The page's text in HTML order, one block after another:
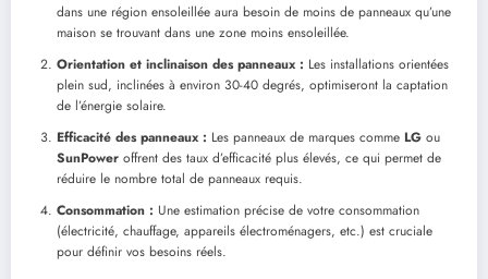
dans une région ensoleillée aura besoin de moins de panneaux qu’une
maison se trouvant dans une zone moins ensoleillée.
Orientation et inclinaison des panneaux : Les installations orientées
plein sud, inclinées à environ 30-40 degrés, optimiseront la captation
de l’énergie solaire.
Efficacité des panneaux : Les panneaux de marques comme LG ou
SunPower offrent des taux d’efficacité plus élevés, ce qui permet de
réduire le nombre total de panneaux requis.
Consommation : Une estimation précise de votre consommation
(électricité, chauffage, appareils électroménagers, etc.) est cruciale
pour définir vos besoins réels.